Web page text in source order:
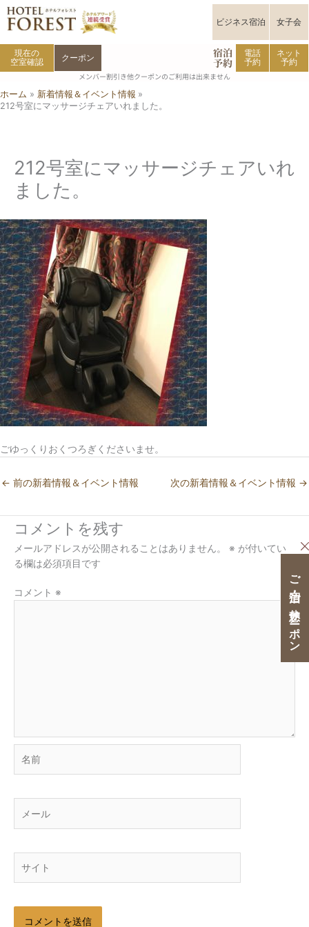
内
容
プ
ビジネス宿泊 女子会
現在の
空室確認
クーポン 宿泊
予約
電話
予約
ネット
予約
メンバー割引き他クーポンのご利用は出来ません
ホーム
新着情報＆イベント情報
212号室にマッサージチェアいれました。
212号室にマッサージチェアいれ
ました。
ごゆっくりおくつろぎくださいませ。
← 前の新着情報＆イベント情報 次の新着情報＆イベント情報 →
コメントを残す
メールアドレスが公開されることはありません。 ※ が付いてい
る欄は必須項目です
コメント ※
ー
ご宿泊・ご休憩クーポン